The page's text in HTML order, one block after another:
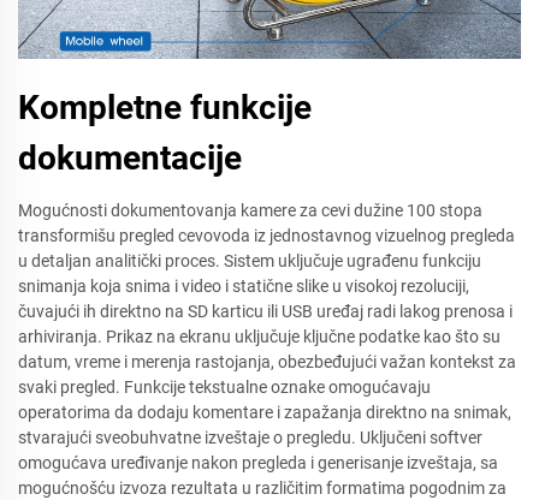
Kompletne funkcije
dokumentacije
Mogućnosti dokumentovanja kamere za cevi dužine 100 stopa
transformišu pregled cevovoda iz jednostavnog vizuelnog pregleda
u detaljan analitički proces. Sistem uključuje ugrađenu funkciju
snimanja koja snima i video i statične slike u visokoj rezoluciji,
čuvajući ih direktno na SD karticu ili USB uređaj radi lakog prenosa i
arhiviranja. Prikaz na ekranu uključuje ključne podatke kao što su
datum, vreme i merenja rastojanja, obezbeđujući važan kontekst za
svaki pregled. Funkcije tekstualne oznake omogućavaju
operatorima da dodaju komentare i zapažanja direktno na snimak,
stvarajući sveobuhvatne izveštaje o pregledu. Uključeni softver
omogućava uređivanje nakon pregleda i generisanje izveštaja, sa
mogućnošću izvoza rezultata u različitim formatima pogodnim za